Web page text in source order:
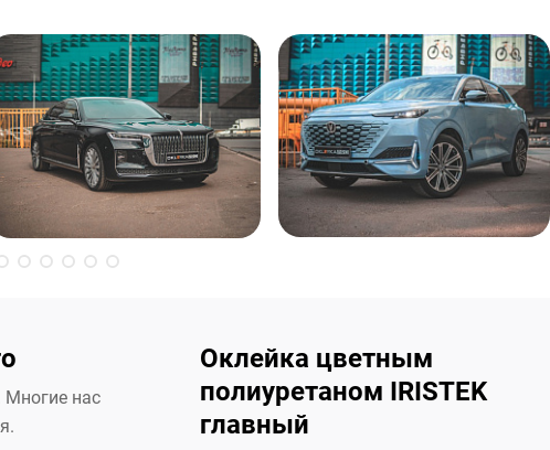
Многие нас
Оклейка цветным
полиуретаном IRISTEK
главный